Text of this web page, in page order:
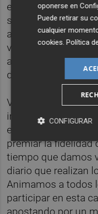
económica y social
seguir apoyando a
autónomos, porque
vivos nuestros
atención cercana y
diferencia al
Vidal también ha
iniciativa buscamos
en los
premiar la fidelidad
tiempo que damos
diario que realizan
Animamos a todos
participar en esta
apostando por un
oponerse en
Puede retirar su
cualquier
cookies.Política
CONFIGURAR